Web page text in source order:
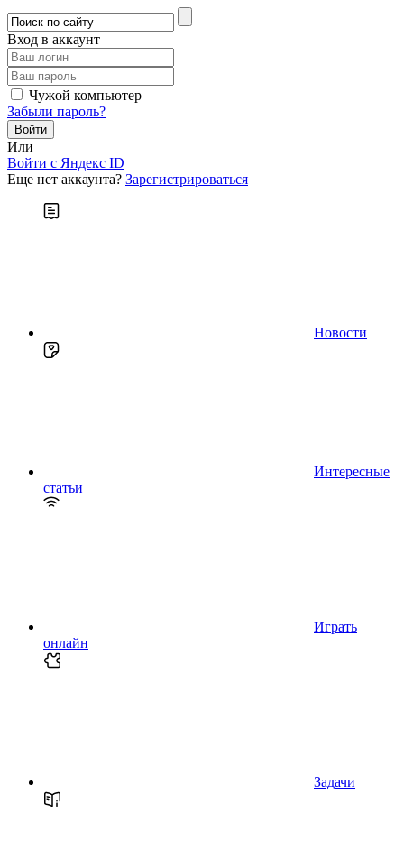
Вход в аккаунт
Чужой компьютер
Забыли пароль?
Или
Войти c Яндекс ID
Еще нет аккаунта? Зарегистрироваться
Новости
Интересные
статьи
Играть
онлайн
Задачи